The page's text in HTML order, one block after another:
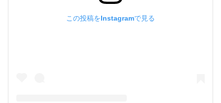
この投稿をInstagramで見る